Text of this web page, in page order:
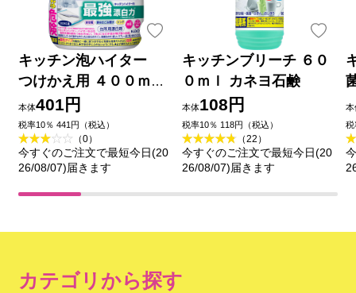
キッチン泡ハイター
つけかえ用 ４００ｍｌ
花王
本体401円
税率10％ 441円（税込）
（0）
今すぐのご注文で最短今日(20
26/08/07)届きます
キッチンブリーチ ６０
０ｍｌ カネヨ石鹸
本体108円
税率10％ 118円（税込）
（22）
今すぐのご注文で最短今日(20
26/08/07)届きます
本
税
カテゴリから探す